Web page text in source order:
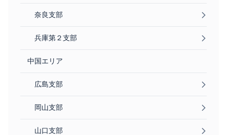
奈良支部
兵庫第２支部
中国エリア
広島支部
岡山支部
山口支部